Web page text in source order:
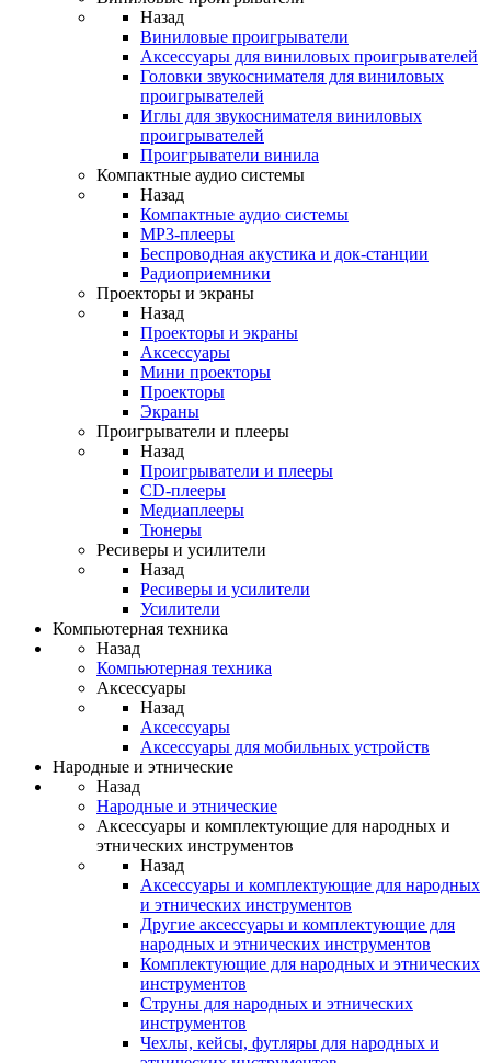
Назад
Виниловые проигрыватели
Аксессуары для виниловых проигрывателей
Головки звукоснимателя для виниловых
проигрывателей
Иглы для звукоснимателя виниловых
проигрывателей
Проигрыватели винила
Компактные аудио системы
Назад
Компактные аудио системы
MP3-плееры
Беспроводная акустика и док-станции
Радиоприемники
Проекторы и экраны
Назад
Проекторы и экраны
Аксессуары
Мини проекторы
Проекторы
Экраны
Проигрыватели и плееры
Назад
Проигрыватели и плееры
CD-плееры
Медиаплееры
Тюнеры
Ресиверы и усилители
Назад
Ресиверы и усилители
Усилители
Компьютерная техника
Назад
Компьютерная техника
Аксессуары
Назад
Аксессуары
Аксессуары для мобильных устройств
Народные и этнические
Назад
Народные и этнические
Аксессуары и комплектующие для народных и
этнических инструментов
Назад
Аксессуары и комплектующие для народных
и этнических инструментов
Другие аксессуары и комплектующие для
народных и этнических инструментов
Комплектующие для народных и этнических
инструментов
Струны для народных и этнических
инструментов
Чехлы, кейсы, футляры для народных и